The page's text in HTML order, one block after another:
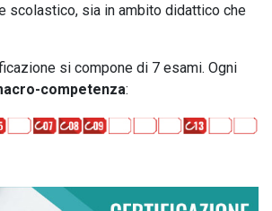
scolastico, sia in ambito didattico che
si compone di 7 esami. Ogni
competenza: